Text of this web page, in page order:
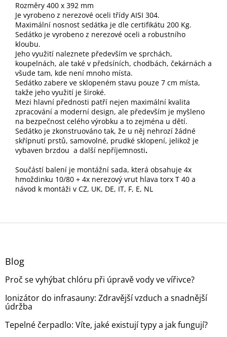
Rozměry 400 x 392 mm
Je vyrobeno z nerezové oceli třídy AISI 304.
Maximální nosnost sedátka je dle certifikátu 200 Kg.
Sedátko je vyrobeno z nerezové oceli a robustního
kloubu.
Jeho využití naleznete především ve sprchách,
koupelnách, ale také v předsíních, chodbách, čekárnách a
všude tam, kde není mnoho místa.
Sedátko zabere ve sklopeném stavu pouze 7 cm místa,
takže jeho využití je široké.
Mezi hlavní přednosti patří nejen maximální kvalita
zpracování a moderní design, ale především je myšleno
na bezpečnost celého výrobku a to zejména u dětí.
Sedátko je zkonstruováno tak, že u něj nehrozí žádné
skřípnutí prstů, samovolné, prudké sklopení, jelikož je
vybaven brzdou a další nepříjemnosti.
Součástí balení je montážní sada, která obsahuje 4x
hmoždinku 10/80 + 4x nerezový vrut hlava torx T 40 a
návod k montáži v CZ, UK, DE, IT, F, E, NL
Z
Blog
Proč se vyhýbat chlóru při úpravě vody ve vířivce?
Ionizátor do infrasauny: Zdravější vzduch a snadnější
údržba
Tepelné čerpadlo: Víte, jaké existují typy a jak fungují?